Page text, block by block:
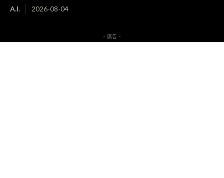
A.I. 2026-08-04
- 廣告 -